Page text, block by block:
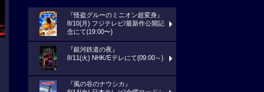
『怪盗グルーのミニオン超変身』
8/10(月) フジテレビ/最新作公開記
念にて(19:00〜)
『銀河鉄道の夜』
8/11(火) NHK/Eテレにて(09:00～)
『風の谷のナウシカ』